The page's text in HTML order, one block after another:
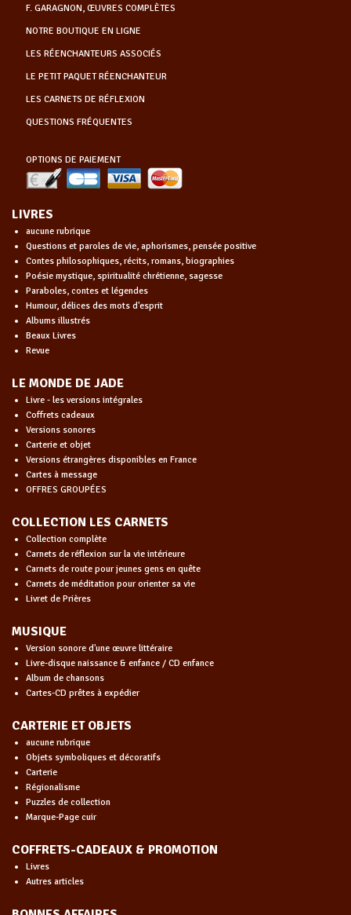
F. GARAGNON, ŒUVRES COMPLÈTES
NOTRE BOUTIQUE EN LIGNE
LES RÉENCHANTEURS ASSOCIÉS
LE PETIT PAQUET RÉENCHANTEUR
LES CARNETS DE RÉFLEXION
QUESTIONS FRÉQUENTES
OPTIONS DE PAIEMENT
LIVRES
aucune rubrique
Questions et paroles de vie, aphorismes, pensée positive
Contes philosophiques, récits, romans, biographies
Poésie mystique, spiritualité chrétienne, sagesse
Paraboles, contes et légendes
Humour, délices des mots d'esprit
Albums illustrés
Beaux Livres
Revue
LE MONDE DE JADE
Livre - les versions intégrales
Coffrets cadeaux
Versions sonores
Carterie et objet
Versions étrangères disponibles en France
Cartes à message
OFFRES GROUPÉES
COLLECTION LES CARNETS
Collection complète
Carnets de réflexion sur la vie intérieure
Carnets de route pour jeunes gens en quête
Carnets de méditation pour orienter sa vie
Livret de Prières
MUSIQUE
Version sonore d'une œuvre littéraire
Livre-disque naissance & enfance / CD enfance
Album de chansons
Cartes-CD prêtes à expédier
CARTERIE ET OBJETS
aucune rubrique
Objets symboliques et décoratifs
Carterie
Régionalisme
Puzzles de collection
Marque-Page cuir
COFFRETS-CADEAUX & PROMOTION
Livres
Autres articles